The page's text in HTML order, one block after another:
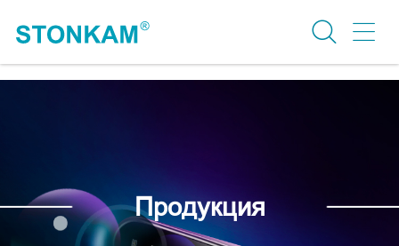
Продукция